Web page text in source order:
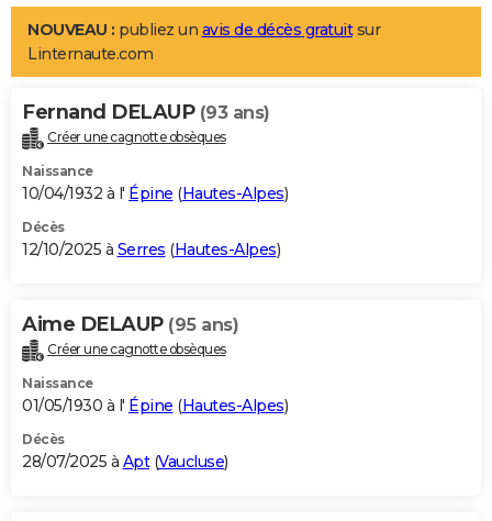
LIFESTYLE
Art de vivre
Bien-être
Loisirs
Mode
Modes de vie
Alimentation
Guide de la santé
Maladies
Médicaments
Sommeil
VOYAGE
Destinations
City break
Voyage nature
Voyage de noces
Forum
Climat
+PHOTO
GUIDES D'ACHAT
BONS PLANS
Carte de Noël
Carte Bonne année
Carte Saint-Valentin
Carte Pâques
Carte d'anniversaire
DICTIONNAIRE
Dictionnaire
Biographies
Citations
Expressions
Proverbes
PROGRAMME TV
S'inscrire
Se connecter
Lycées
Collèges
Primaires
Universités
Entreprises
Service militaire
Avis de recherche
AVIS DE DÉCÈS
NOUVEAU : publiez un avis de décès gratuitsur
Linternaute.com
Fernand DELAUP (93 ans)
Créer une cagnotte obsèques
Naissance
10/04/1932 à l' Épine (Hautes-Alpes)
Décès
12/10/2025 à Serres (Hautes-Alpes)
Aime DELAUP (95 ans)
Créer une cagnotte obsèques
Naissance
01/05/1930 à l' Épine (Hautes-Alpes)
Décès
28/07/2025 à Apt(Vaucluse)